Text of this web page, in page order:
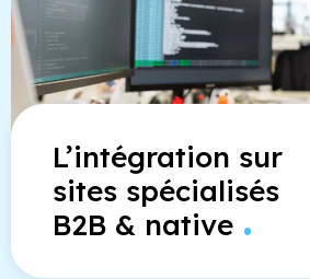
L’intégration sur
sites spécialisés
B2B & native .